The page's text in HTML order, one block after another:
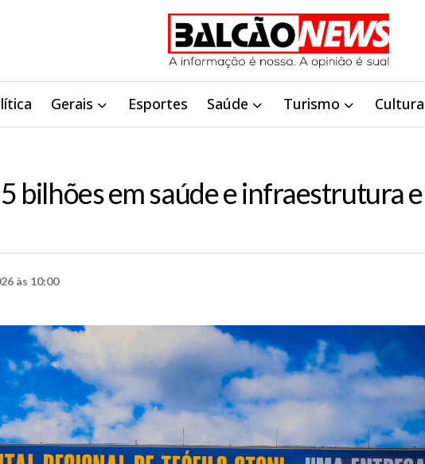
Gerais Esportes Saúde Turismo Cultura
bilhões em saúde e infraestrutura
às 10:00